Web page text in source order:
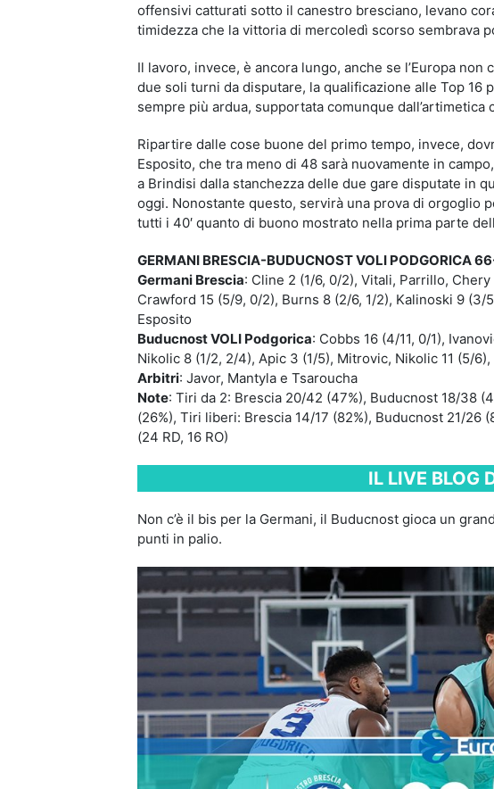
offensivi catturati sotto il canestro bresciano, levano
timidezza che la vittoria di mercoledì scorso sembrava
Il lavoro, invece, è ancora lungo, anche se l’Europa
due soli turni da disputare, la qualificazione alle Top 16
sempre più ardua, supportata comunque
Ripartire dalle cose buone del primo tempo, invece,
Esposito, che tra meno di 48 sarà nuovamente in
a Brindisi dalla stanchezza delle due gare disputate in
oggi. Nonostante questo, servirà una prova di orgoglio
tutti i 40′ quanto di buono mostrato nella prima parte
GERMANI BRESCIA-BUDUCNOST VOLI PODGORICA
Germani Brescia: Cline 2 (1/6, 0/2), Vitali, Parrillo,
Crawford 15 (5/9, 0/2), Burns 8 (2/6, 1/2), Kalinoski 9
Esposito
Buducnost VOLI Podgorica: Cobbs 16 (4/11, 0/1),
Nikolic 8 (1/2, 2/4), Apic 3 (1/5), Mitrovic, Nikolic 11 (5/
Arbitri: Javor, Mantyla e Tsaroucha
Note: Tiri da 2: Brescia 20/42 (47%), Buducnost 18/38
(26%), Tiri liberi: Brescia 14/17 (82%), Buducnost 21/26
(24 RD, 16 RO)
IL LIVE BLOG
Non c’è il bis per la Germani, il Buducnost gioca un
punti in palio.